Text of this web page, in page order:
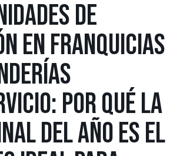
DE
EN FRANQUICIAS
POR QUÉ LA
DEL AÑO ES EL